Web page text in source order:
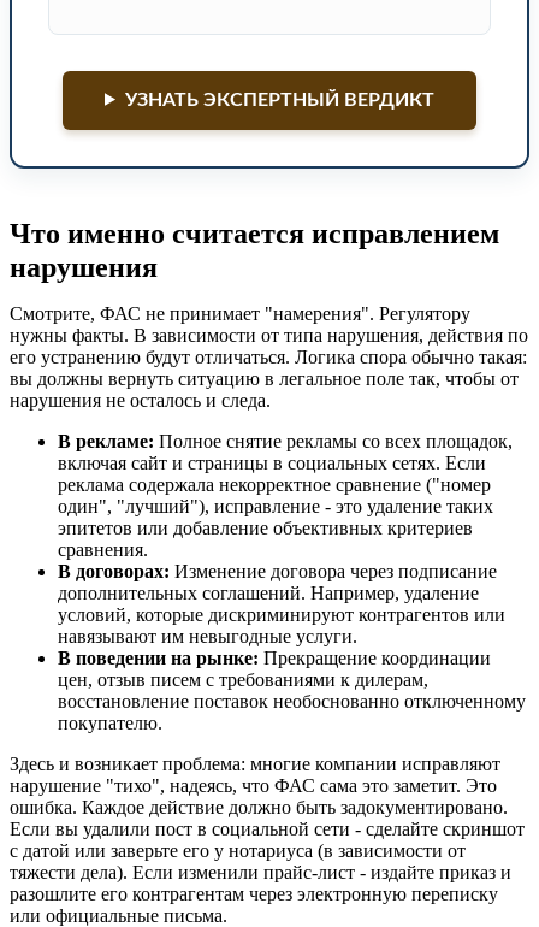
УЗНАТЬ ЭКСПЕРТНЫЙ ВЕРДИКТ
Что именно считается исправлением
нарушения
Смотрите, ФАС не принимает "намерения". Регулятору
нужны факты. В зависимости от типа нарушения, действия по
его устранению будут отличаться. Логика спора обычно такая:
вы должны вернуть ситуацию в легальное поле так, чтобы от
нарушения не осталось и следа.
В рекламе: Полное снятие рекламы со всех площадок,
включая сайт и страницы в социальных сетях. Если
реклама содержала некорректное сравнение ("номер
один", "лучший"), исправление - это удаление таких
эпитетов или добавление объективных критериев
сравнения.
В договорах: Изменение договора через подписание
дополнительных соглашений. Например, удаление
условий, которые дискриминируют контрагентов или
навязывают им невыгодные услуги.
В поведении на рынке: Прекращение координации
цен, отзыв писем с требованиями к дилерам,
восстановление поставок необоснованно отключенному
покупателю.
Здесь и возникает проблема: многие компании исправляют
нарушение "тихо", надеясь, что ФАС сама это заметит. Это
ошибка. Каждое действие должно быть задокументировано.
Если вы удалили пост в социальной сети - сделайте скриншот
с датой или заверьте его у нотариуса (в зависимости от
тяжести дела). Если изменили прайс-лист - издайте приказ и
разошлите его контрагентам через электронную переписку
или официальные письма.